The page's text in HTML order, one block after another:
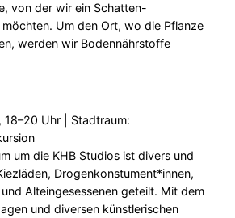
von der wir ein Schatten-
Um den Ort, wo die Pflanze
werden wir Bodennährstoffe
, 18–20 Uhr | Stadtraum:
um die KHB Studios ist divers und
Drogenkonstument*innen,
Alteingesessenen geteilt. Mit dem
und diversen künstlerischen